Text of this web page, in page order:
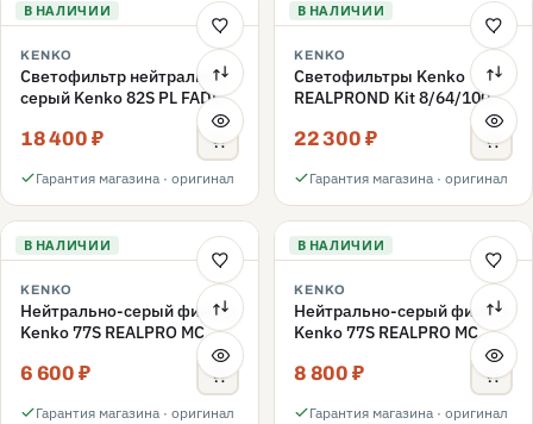
В НАЛИЧИИ
KENKO
Светофильтр нейтрально-
серый Kenko 82S PL FADER
с переменной плотностью
ND3-ND400 82mm
18 400 ₽
Гарантия магазина · оригинал
В НАЛИЧИИ
KENKO
Светофильтры Kenko
REALPROND Kit 8/64/1000
22 300 ₽
Гарантия магазина · оригинал
В НАЛИЧИИ
KENKO
Нейтрально-серый фильтр
Kenko 77S REALPRO MC
6 600 ₽
Гарантия магазина · оригинал
В НАЛИЧИИ
KENKO
Нейтрально-серый фильтр
Kenko 77S REALPRO MC
8 800 ₽
Гарантия магазина · оригинал